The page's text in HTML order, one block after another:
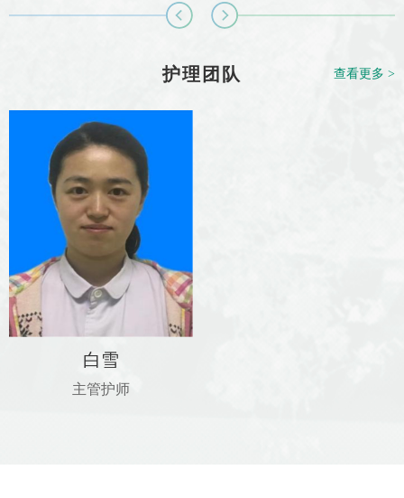
护理团队 查看更多 >
白雪
主管护师